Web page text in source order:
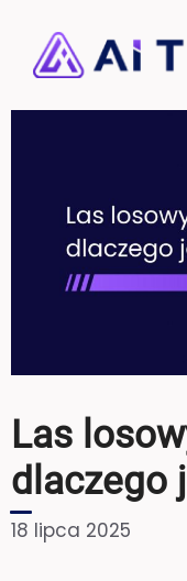
treści
Las
dlaczego
18 lipca 2025